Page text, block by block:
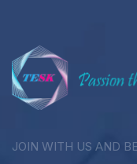
JOIN WITH US AND